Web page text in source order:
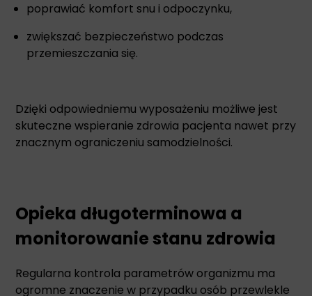
poprawiać komfort snu i odpoczynku,
zwiększać bezpieczeństwo podczas
przemieszczania się.
Dzięki odpowiedniemu wyposażeniu możliwe jest
skuteczne wspieranie zdrowia pacjenta nawet przy
znacznym ograniczeniu samodzielności.
Opieka długoterminowa a
monitorowanie stanu zdrowia
Regularna kontrola parametrów organizmu ma
ogromne znaczenie w przypadku osób przewlekle